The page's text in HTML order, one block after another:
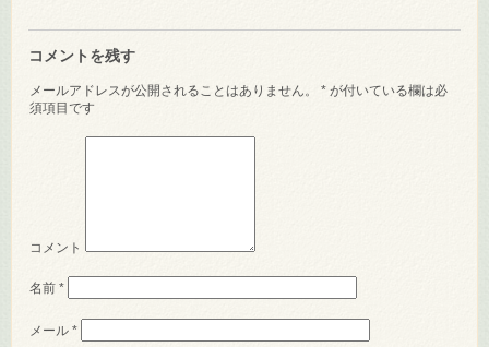
コメントを残す
メールアドレスが公開されることはありません。 * が付いている欄は必
須項目です
コメント
名前*
メール*